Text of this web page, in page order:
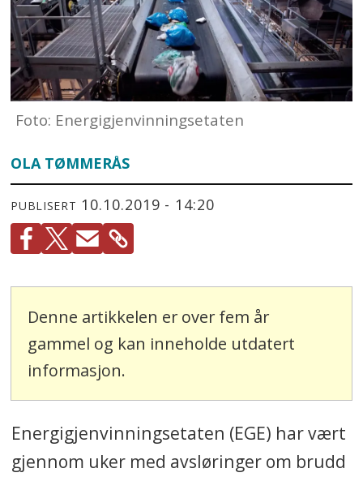
Foto: Energigjenvinningsetaten
OLA TØMMERÅS
PUBLISERT 10.10.2019 - 14:20
Denne artikkelen er over fem år
gammel og kan inneholde utdatert
informasjon.
Energigjenvinningsetaten (EGE) har vært
gjennom uker med avsløringer om brudd